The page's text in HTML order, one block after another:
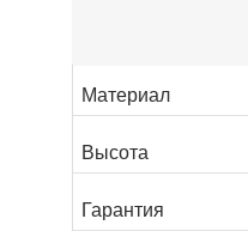
Материал
Высота
Гарантия